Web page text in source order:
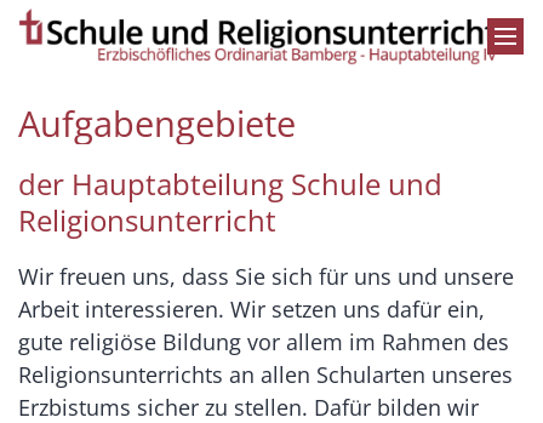
Zum Inhalt springen
Aufgabengebiete
der Hauptabteilung Schule und
Religionsunterricht
Wir freuen uns, dass Sie sich für uns und unsere
Arbeit interessieren. Wir setzen uns dafür ein,
gute religiöse Bildung vor allem im Rahmen des
Religionsunterrichts an allen Schularten unseres
Erzbistums sicher zu stellen. Dafür bilden wir